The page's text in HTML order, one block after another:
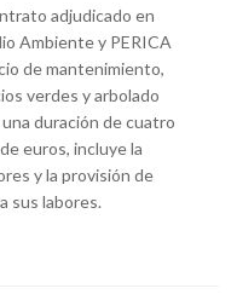
adjudicado en
Ambiente y PERICA
de mantenimiento,
verdes y arbolado
duración de cuatro
euros, incluye la
y la provisión de
sus labores.